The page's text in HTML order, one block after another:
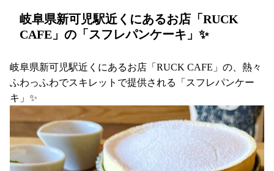
岐阜県新可児駅近くにあるお店「RUCK
CAFE」の「スフレパンケーキ」✨
岐阜県新可児駅近くにあるお店「RUCK CAFE」の、熱々
ふわっふわでスキレットで提供される「スフレパンケー
キ」✨